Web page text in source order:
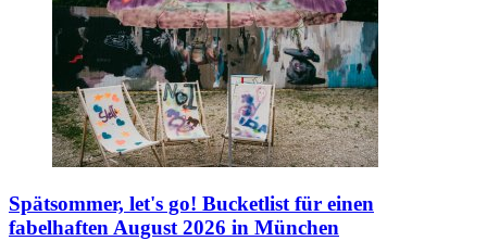
Spätsommer, let's go! Bucketlist für einen
fabelhaften August 2026 in München